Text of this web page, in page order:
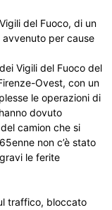
del Fuoco, di un
per cause
Vigili del Fuoco del
Ovest, con un
le operazioni di
dovuto
camion che si
non c’è stato
le ferite
traffico, bloccato